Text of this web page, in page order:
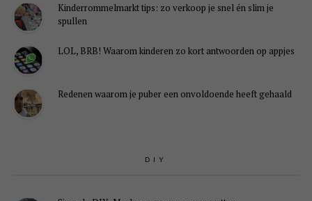
Kinderrommelmarkt tips: zo verkoop je snel én slim je
spullen
LOL, BRB! Waarom kinderen zo kort antwoorden op appjes
Redenen waarom je puber een onvoldoende heeft gehaald
DIY